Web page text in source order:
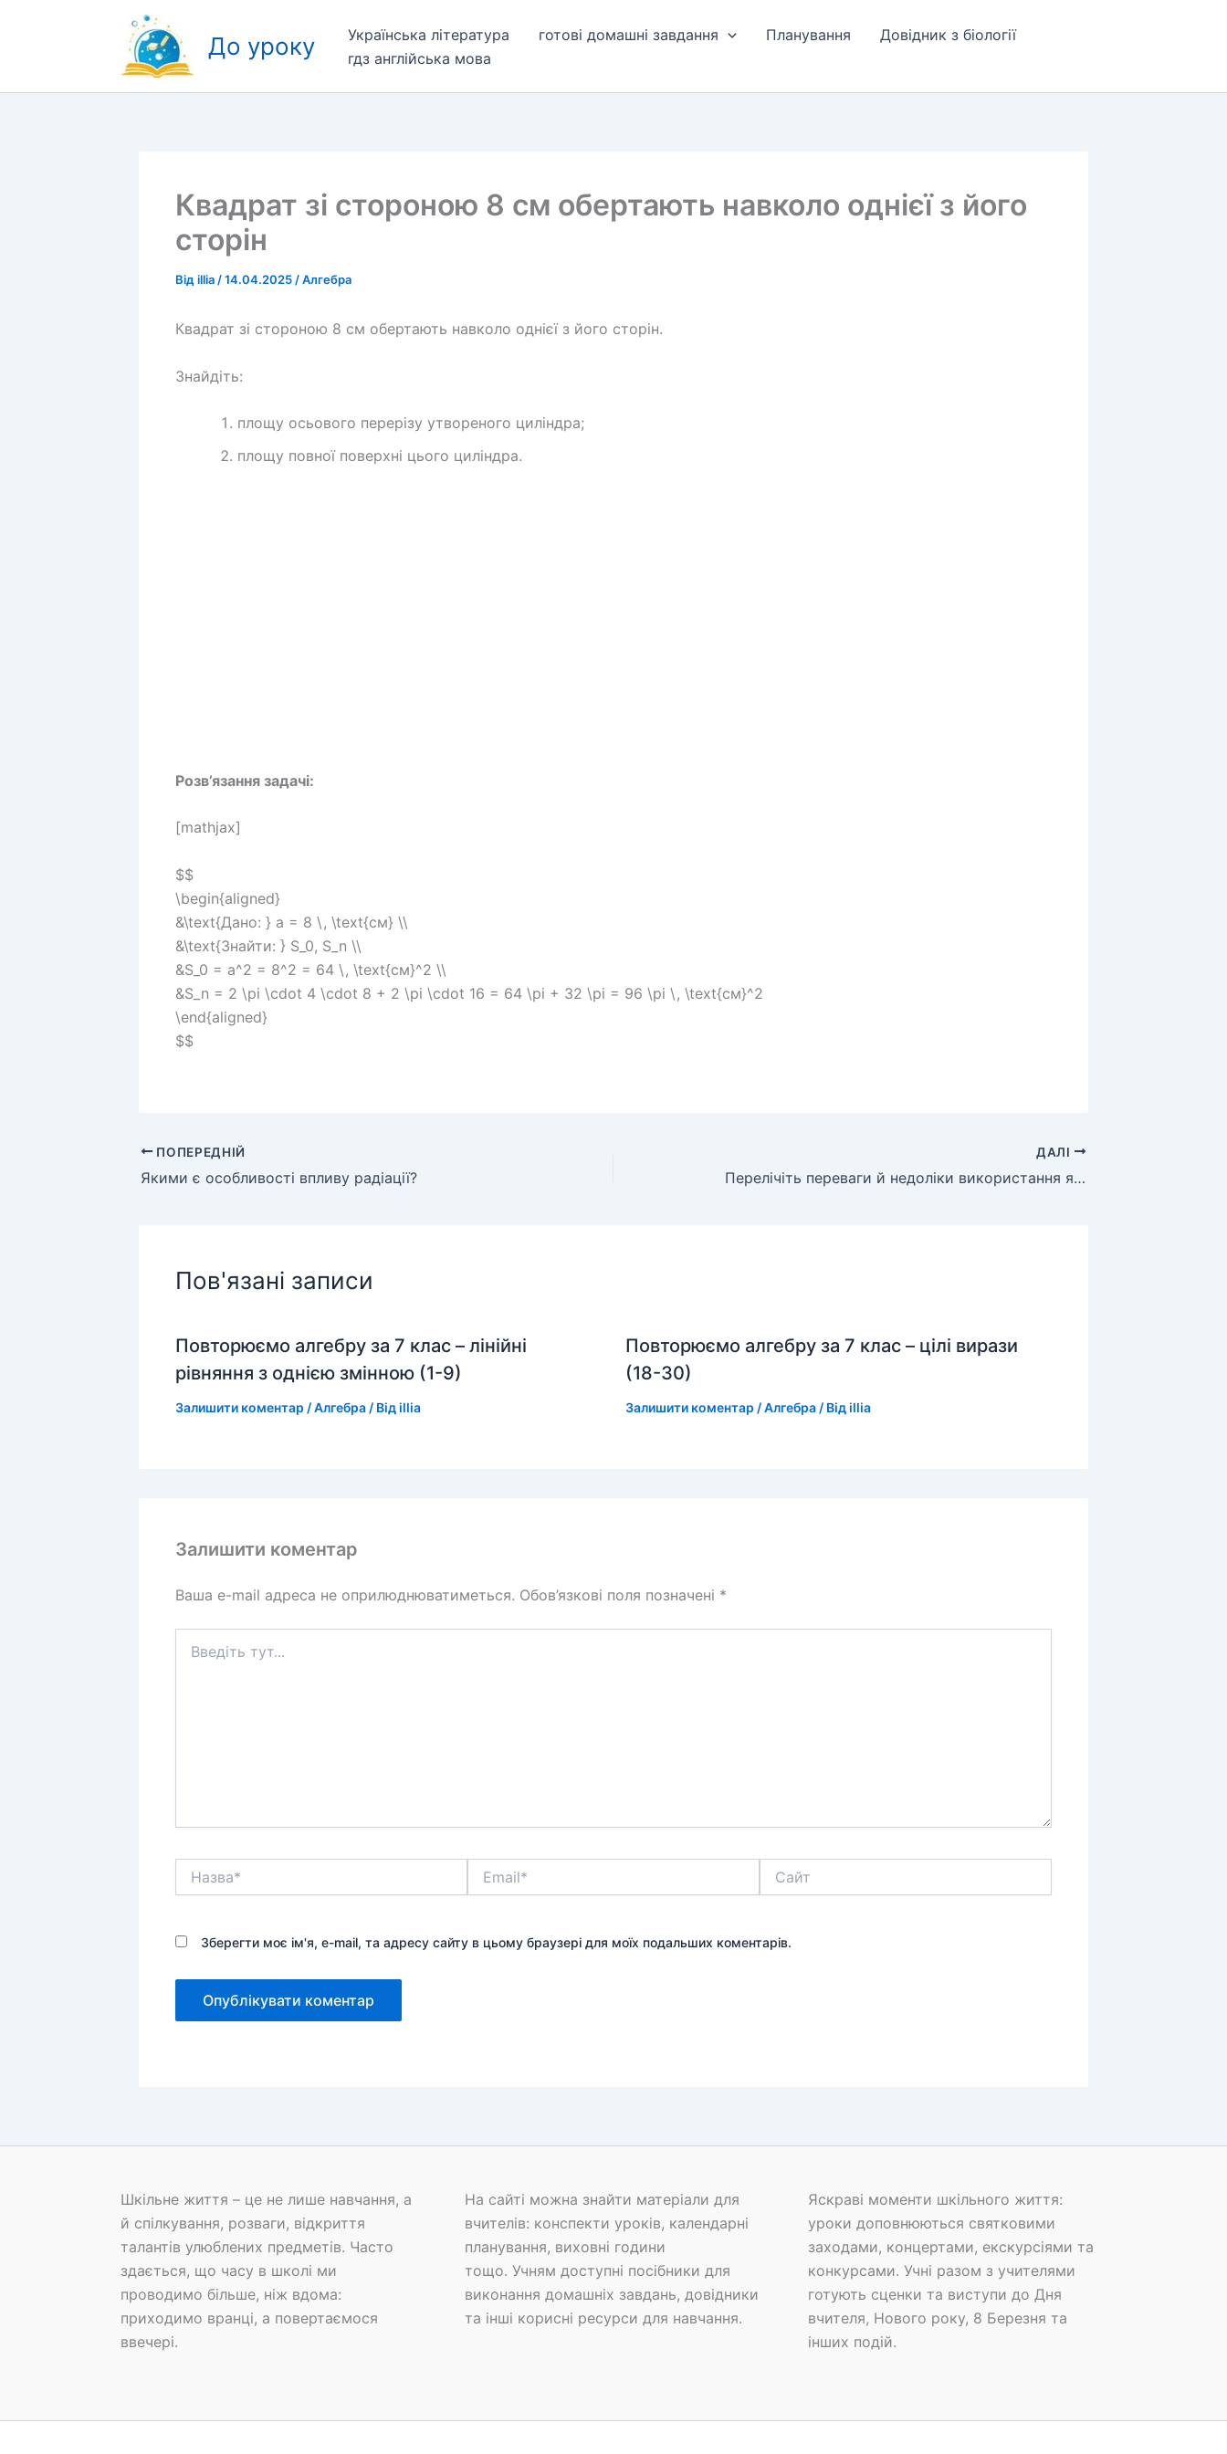
До уроку Українська література готові домашні завдання Планування
Довідник з біології
гдз англійська мова
Квадрат зі стороною 8 см обертають навколо однієї з його
сторін
Від illia /14.04.2025 /Алгебра
Квадрат зі стороною 8 см обертають навколо однієї з його сторін.
Знайдіть:
площу осьового перерізу утвореного циліндра;
площу повної поверхні цього циліндра.
Розв’язання задачі:
[mathjax]
$$
\begin{aligned}
&\text{Дано: } a = 8 \, \text{см} \\
&\text{Знайти: } S_0, S_n \\
&S_0 = a^2 = 8^2 = 64 \, \text{см}^2 \\
&S_n = 2 \pi \cdot 4 \cdot 8 + 2 \pi \cdot 16 = 64 \pi + 32 \pi = 96 \pi \, \text{см}^2
\end{aligned}
$$
ПОПЕРЕДНІЙ
Якими є особливості впливу радіації?
ДАЛІ
Перелічіть переваги й недоліки використання ядерного палива
Пов'язані записи
Повторюємо алгебру за 7 клас – лінійні
рівняння з однією змінною (1-9)
Залишити коментар /Алгебра / Відillia
Повторюємо алгебру за 7 клас – цілі вирази
(18-30)
Залишити коментар /Алгебра/ Відillia
Залишити коментар
Ваша e-mail адреса не оприлюднюватиметься. Обов’язкові поля позначені *
тут...
Зберегти моє ім'я, e-mail, та адресу сайту в цьому браузері для моїх подальших коментарів.
Шкільне життя – це не лише навчання, а
й спілкування, розваги, відкриття
талантів улюблених предметів. Часто
здається, що часу в школі ми
проводимо більше, ніж вдома:
приходимо вранці, а повертаємося
ввечері.
На сайті можна знайти матеріали для
вчителів: конспекти уроків, календарні
планування, виховні години
тощо. Учням доступні посібники для
виконання домашніх завдань, довідники
та інші корисні ресурси для навчання.
Яскраві моменти шкільного життя:
уроки доповнюються святковими
заходами, концертами, екскурсіями та
конкурсами. Учні разом з учителями
готують сценки та виступи до Дня
вчителя, Нового року, 8 Березня та
інших подій.